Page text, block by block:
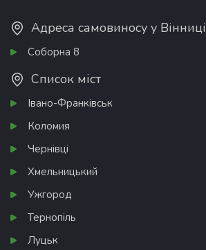
Адреса самовиносу у Вінниці
Соборна 8
Список міст
Івано-Франківськ
Коломия
Чернівці
Хмельницький
Ужгород
Тернопіль
Луцьк